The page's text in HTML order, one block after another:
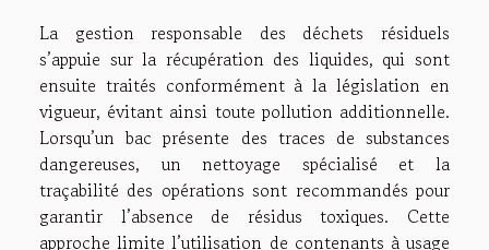
La gestion responsable des déchets résiduels
s’appuie sur la récupération des liquides, qui sont
ensuite traités conformément à la législation en
vigueur, évitant ainsi toute pollution additionnelle.
Lorsqu’un bac présente des traces de substances
dangereuses, un nettoyage spécialisé et la
traçabilité des opérations sont recommandés pour
garantir l’absence de résidus toxiques. Cette
approche limite l’utilisation de contenants à usage